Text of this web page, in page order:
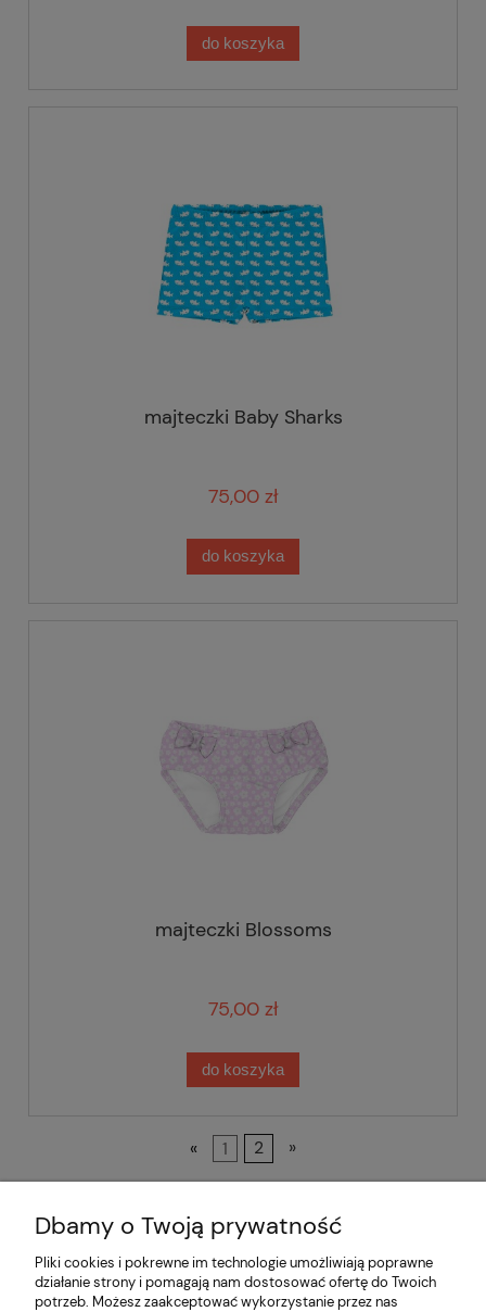
do koszyka
majteczki Baby Sharks
75,00 zł
do koszyka
majteczki Blossoms
75,00 zł
do koszyka
« 1 2 »
Dbamy o Twoją prywatność
Pliki cookies i pokrewne im technologie umożliwiają poprawne
działanie strony i pomagają nam dostosować ofertę do Twoich
potrzeb. Możesz zaakceptować wykorzystanie przez nas